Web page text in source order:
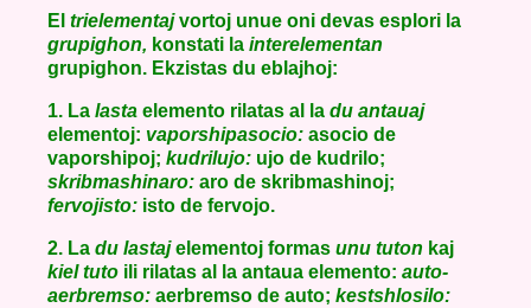
El trielementajvortoj unue oni devas esplori la
grupighon, konstati la interelementan
grupighon. Ekzistas du eblajhoj:
1. La lasta elemento rilatas al la du antauaj
elementoj: vaporshipasocio: asocio de
vaporshipoj; kudrilujo: ujo de kudrilo;
skribmashinaro: aro de skribmashinoj;
fervojisto: isto de fervojo.
2. La du lastajelementoj formas unu tuton kaj
kiel tuto ili rilatas al la antaua elemento: auto-
aerbremso: aerbremso de auto; kestshlosilo: